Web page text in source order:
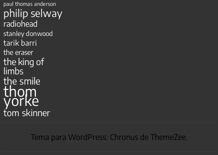
paul thomas anderson
philip selway
radiohead
stanley donwood
tarik barri
the eraser
the king of
limbs
the smile
thom
yorke
tom skinner
Tema para WordPress: Chronus de ThemeZee.